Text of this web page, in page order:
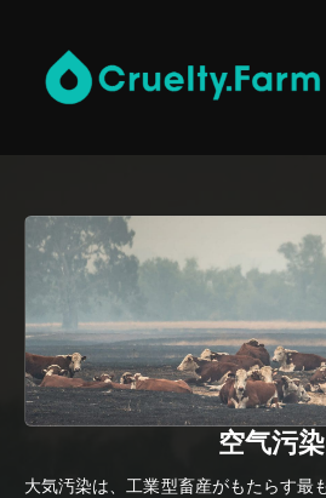
空气污染
大気汚染は、工業型畜産がもたらす最